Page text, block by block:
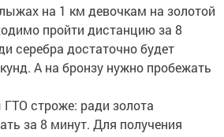
пройти дистанцию за 8
серебра достаточно будет
А на бронзу нужно пробежать
строже: ради золота
за 8 минут. Для получения
норматив за 9 минут.